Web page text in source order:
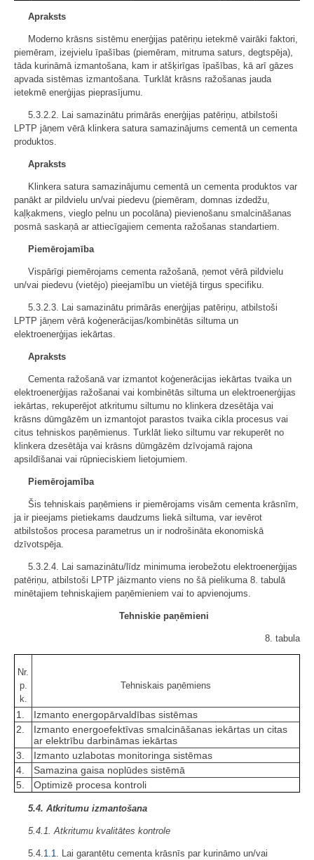
Apraksts
Moderno krāsns sistēmu enerģijas patēriņu ietekmē vairāki faktori,
piemēram, izejvielu īpašības (piemēram, mitruma saturs, degtspēja),
tāda kurināmā izmantošana, kam ir atšķirīgas īpašības, kā arī gāzes
apvada sistēmas izmantošana. Turklāt krāsns ražošanas jauda
ietekmē enerģijas pieprasījumu.
5.3.2.2. Lai samazinātu primārās enerģijas patēriņu, atbilstoši
LPTP jāņem vērā klinkera satura samazinājums cementā un cementa
produktos.
Apraksts
Klinkera satura samazinājumu cementā un cementa produktos var
panākt ar pildvielu un/vai piedevu (piemēram, domnas izdedžu,
kaļķakmens, vieglo pelnu un pocolāna) pievienošanu smalcināšanas
posmā saskaņā ar attiecīgajiem cementa ražošanas standartiem.
Piemērojamība
Vispārīgi piemērojams cementa ražošanā, ņemot vērā pildvielu
un/vai piedevu (vietējo) pieejamību un vietējā tirgus specifiku.
5.3.2.3. Lai samazinātu primārās enerģijas patēriņu, atbilstoši
LPTP jāņem vērā koģenerācijas/kombinētās siltuma un
elektroenerģijas iekārtas.
Apraksts
Cementa ražošanā var izmantot koģenerācijas iekārtas tvaika un
elektroenerģijas ražošanai vai kombinētās siltuma un elektroenerģijas
iekārtas, rekuperējot atkritumu siltumu no klinkera dzesētāja vai
krāsns dūmgāzēm un izmantojot parastos tvaika cikla procesus vai
citus tehniskos paņēmienus. Turklāt lieko siltumu var rekuperēt no
klinkera dzesētāja vai krāsns dūmgāzēm dzīvojamā rajona
apsildīšanai vai rūpnieciskiem lietojumiem.
Piemērojamība
Šis tehniskais paņēmiens ir piemērojams visām cementa krāsnīm,
ja ir pieejams pietiekams daudzums liekā siltuma, var ievērot
atbilstošos procesa parametrus un ir nodrošināta ekonomiskā
dzīvotspēja.
5.3.2.4. Lai samazinātu/līdz minimuma ierobežotu elektroenerģijas
patēriņu, atbilstoši LPTP jāizmanto viens no šā pielikuma 8. tabulā
minētajiem tehniskajiem paņēmieniem vai to apvienojums.
Tehniskie paņēmieni
8. tabula
Nr.
p.
k.
Tehniskais paņēmiens
1.
Izmanto energopārvaldības sistēmas
2.
Izmanto energoefektīvas smalcināšanas iekārtas un citas
ar elektrību darbināmas iekārtas
3.
Izmanto uzlabotas monitoringa sistēmas
4.
Samazina gaisa noplūdes sistēmā
5.
Optimizē procesa kontroli
5.4. Atkritumu izmantošana
5.4.1. Atkritumu kvalitātes kontrole
5.4.1.1. Lai garantētu cementa krāsnīs par kurināmo un/vai